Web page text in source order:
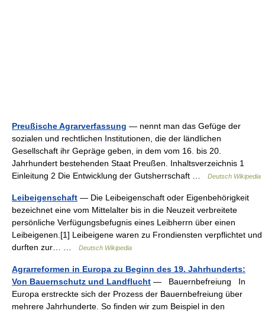
Preußische Agrarverfassung — nennt man das Gefüge der
sozialen und rechtlichen Institutionen, die der ländlichen
Gesellschaft ihr Gepräge geben, in dem vom 16. bis 20.
Jahrhundert bestehenden Staat Preußen. Inhaltsverzeichnis 1
Einleitung 2 Die Entwicklung der Gutsherrschaft …
Deutsch Wikipedia
Leibeigenschaft — Die Leibeigenschaft oder Eigenbehörigkeit
bezeichnet eine vom Mittelalter bis in die Neuzeit verbreitete
persönliche Verfügungsbefugnis eines Leibherrn über einen
Leibeigenen.[1] Leibeigene waren zu Frondiensten verpflichtet und
durften zur… …
Deutsch Wikipedia
Agrarreformen in Europa zu Beginn des 19. Jahrhunderts:
Von Bauernschutz und Landflucht — Bauernbefreiung In
Europa erstreckte sich der Prozess der Bauernbefreiung über
mehrere Jahrhunderte. So finden wir zum Beispiel in den